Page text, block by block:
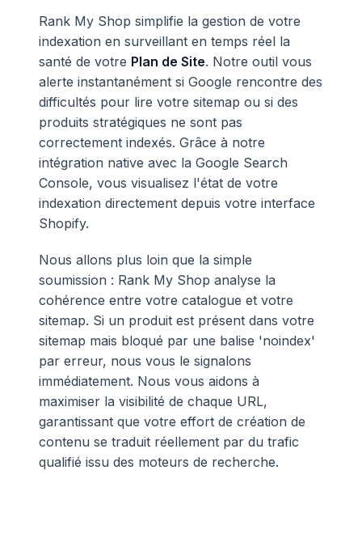
Rank My Shop simplifie la gestion de votre
indexation en surveillant en temps réel la
santé de votre Plan de Site. Notre outil vous
alerte instantanément si Google rencontre des
difficultés pour lire votre sitemap ou si des
produits stratégiques ne sont pas
correctement indexés. Grâce à notre
intégration native avec la Google Search
Console, vous visualisez l'état de votre
indexation directement depuis votre interface
Shopify.
Nous allons plus loin que la simple
soumission : Rank My Shop analyse la
cohérence entre votre catalogue et votre
sitemap. Si un produit est présent dans votre
sitemap mais bloqué par une balise 'noindex'
par erreur, nous vous le signalons
immédiatement. Nous vous aidons à
maximiser la visibilité de chaque URL,
garantissant que votre effort de création de
contenu se traduit réellement par du trafic
qualifié issu des moteurs de recherche.